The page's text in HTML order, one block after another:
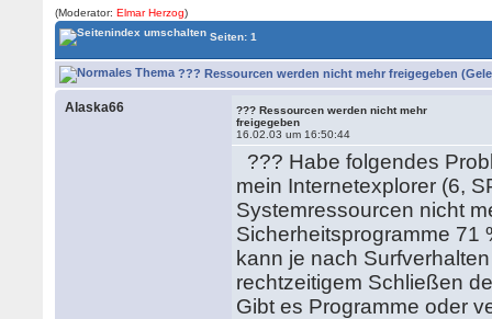
(Moderator:Elmar Herzog)
Seiten: 1
??? Ressourcen werden nicht mehr freigegeben
Alaska66
??? Ressourcen werden nicht mehr
freigegeben
16.02.03 um 16:50:44
??? Habe folgendes
mein Internetexplorer (6,
Systemressourcen nicht
Sicherheitsprogramme 71
kann je nach
rechtzeitigem Schließen
Gibt es Programme oder